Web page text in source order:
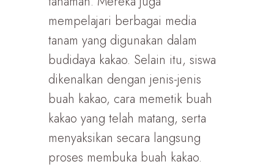
mempelajari berbagai media
tanam yang digunakan dalam
budidaya kakao. Selain itu, siswa
dikenalkan dengan jenis-jenis
buah kakao, cara memetik buah
kakao yang telah matang, serta
menyaksikan secara langsung
proses membuka buah kakao.